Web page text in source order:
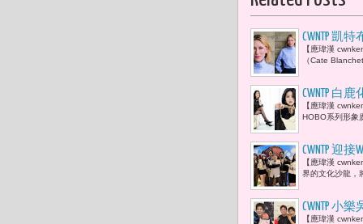
CWNTP 凱
【應瑋漢
（Cate
CWNTP 白鹿
【應瑋漢
HOBO系列形象
CWNTP 迎
YouTuber
【應瑋漢
界的文化沙龍，
CWNTP 小
【應瑋漢